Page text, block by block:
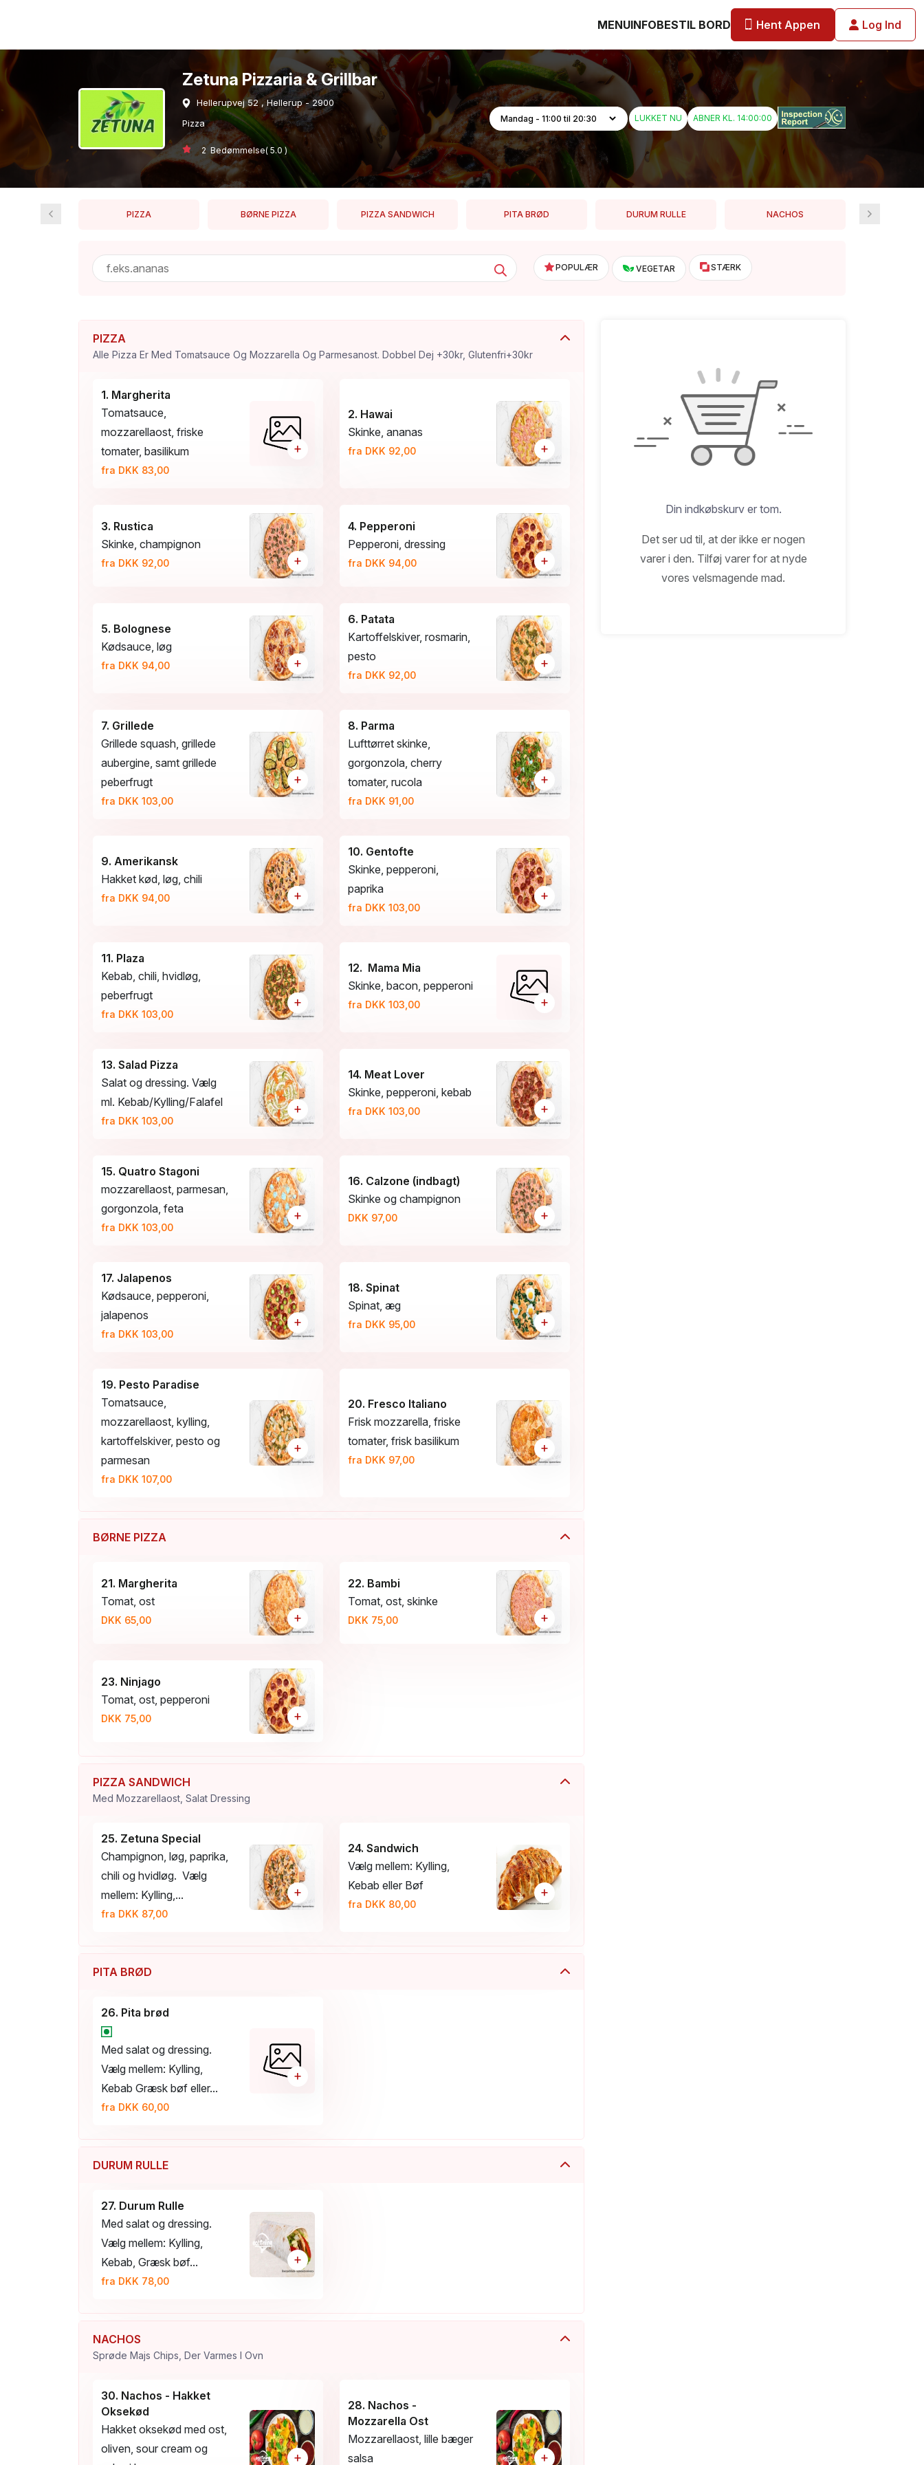
MENUINFOBESTIL BORD Hent Appen Log Ind
Zetuna Pizzaria & Grillbar
Hellerupvej 52 , Hellerup - 2900
Pizza
2 Bedømmelse( 5.0 )
LUKKET NU ABNER KL. 14:00:00
PIZZA BØRNE PIZZA PIZZA SANDWICH PITA BRØD DURUM RULLE NACHOS
POPULÆR VEGETAR STÆRK
PIZZA
Alle Pizza Er Med Tomatsauce Og Mozzarella Og Parmesanost. Dobbel Dej +30kr, Glutenfri+30kr
1. Margherita
Tomatsauce,
mozzarellaost, friske
tomater, basilikum
fra DKK 83,00
+
2. Hawai
Skinke, ananas
fra DKK 92,00 +
3. Rustica
Skinke, champignon
fra DKK 92,00 +
4. Pepperoni
Pepperoni, dressing
fra DKK 94,00 +
5. Bolognese
Kødsauce, løg
fra DKK 94,00 +
6. Patata
Kartoffelskiver, rosmarin,
pesto
fra DKK 92,00
+
7. Grillede
Grillede squash, grillede
aubergine, samt grillede
peberfrugt
fra DKK 103,00
+
8. Parma
Lufttørret skinke,
gorgonzola, cherry
tomater, rucola
fra DKK 91,00
+
9. Amerikansk
Hakket kød, løg, chili
fra DKK 94,00 +
10. Gentofte
Skinke, pepperoni,
paprika
fra DKK 103,00
+
11. Plaza
Kebab, chili, hvidløg,
peberfrugt
fra DKK 103,00
+
12. Mama Mia
Skinke, bacon, pepperoni
fra DKK 103,00 +
13. Salad Pizza
Salat og dressing. Vælg
ml. Kebab/Kylling/Falafel
fra DKK 103,00
+
14. Meat Lover
Skinke, pepperoni, kebab
fra DKK 103,00 +
15. Quatro Stagoni
mozzarellaost, parmesan,
gorgonzola, feta
fra DKK 103,00
+
16. Calzone (indbagt)
Skinke og champignon
DKK 97,00 +
17. Jalapenos
Kødsauce, pepperoni,
jalapenos
fra DKK 103,00
+
18. Spinat
Spinat, æg
fra DKK 95,00 +
19. Pesto Paradise
Tomatsauce,
mozzarellaost, kylling,
kartoffelskiver, pesto og
parmesan
fra DKK 107,00
+
20. Fresco Italiano
Frisk mozzarella, friske
tomater, frisk basilikum
fra DKK 97,00
+
BØRNE PIZZA
21. Margherita
Tomat, ost
DKK 65,00 +
22. Bambi
Tomat, ost, skinke
DKK 75,00 +
23. Ninjago
Tomat, ost, pepperoni
DKK 75,00 +
PIZZA SANDWICH
Med Mozzarellaost, Salat Dressing
25. Zetuna Special
Champignon, løg, paprika,
chili og hvidløg. Vælg
mellem: Kylling,...
fra DKK 87,00
+
24. Sandwich
Vælg mellem: Kylling,
Kebab eller Bøf
fra DKK 80,00
+
PITA BRØD
26. Pita brød
Med salat og dressing.
Vælg mellem: Kylling,
Kebab Græsk bøf eller...
fra DKK 60,00
+
DURUM RULLE
27. Durum Rulle
Med salat og dressing.
Vælg mellem: Kylling,
Kebab, Græsk bøf...
fra DKK 78,00
+
NACHOS
Sprøde Majs Chips, Der Varmes I Ovn
30. Nachos - Hakket
Oksekød
Hakket oksekød med ost,
oliven, sour cream og
+
28. Nachos -
Mozzarella Ost
Mozzarellaost, lille bæger
salsa
+
Din indkøbskurv er tom.
Det ser ud til, at der ikke er nogen
varer i den. Tilføj varer for at nyde
vores velsmagende mad.